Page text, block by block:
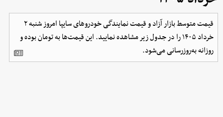
قیمت متوسط بازار آزاد و قیمت نمایندگی خودرو‌های سایپا امروز شنبه ۲
خرداد ۱۴۰۵ را در جدول زیر مشاهده نمایید. این قیمت‌ها به تومان بوده و
روزانه به‌روز‌رسانی می‌شود.